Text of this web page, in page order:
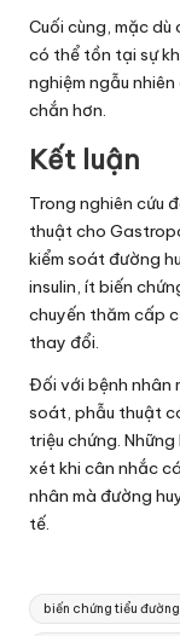
Cuối cùng, mặc
có thể tồn tại sự
nghiệm ngẫu
chắn hơn.
Kết luận
Trong nghiên cứu
thuật cho
kiểm soát đường
insulin, ít biến
chuyến thăm cấp
thay đổi.
Đối với bệnh nhân
soát, phẫu thuật
triệu chứng.
xét khi cân nhắc
nhân mà đường
tế.
Tags:
biến chứng tiểu đường